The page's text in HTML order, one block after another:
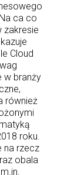
ca co
zakresie
Cloud
w branży
również
roku.
na rzecz
obala